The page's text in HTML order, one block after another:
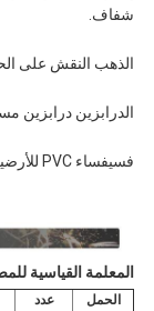
شفاف.
الذهب النقش على
الدرابزين درابزين
فسيفساء PVC للأرضية بسماكة 2 مم ، يمكن استبدال PVC بالرخام
المعلمة القياسية
الحمل
عدد